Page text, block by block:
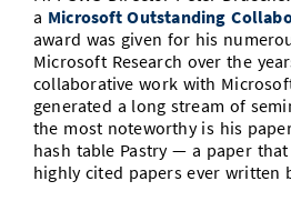
Vom Studium in den Beruf
Study Scheduler
Bibliothek
Open Science/Open Access
Start-ups
IT-Themenabend
Ranking
Zahlen & Fakten
Preise, Auszeichnungen und
Kontakt
SIC Merchandise
SIC Podcast
Anfahrt
AnsprechpartnerInnen,
Termine, Vorträge und
Alumni
a Microsoft Outstanding
award was given for his
Microsoft Research over the
collaborative work with
generated a long stream of
the most noteworthy is his
hash table Pastry — a paper
highly cited papers ever written